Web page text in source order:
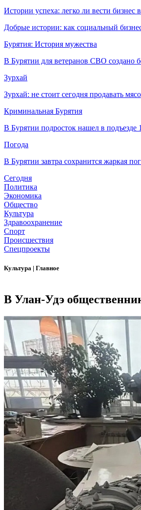
Истории успеха: легко ли вести бизнес
Добрые истории: как социальный
Бурятия: История мужества
В Бурятии для ветеранов СВО создано
Зурхай
Зурхай: не стоит сегодня продавать мясо
Криминальная Бурятия
В Бурятии подросток нашел в подъезде
Погода
В Бурятии завтра сохранится жаркая
Сегодня
Политика
Экономика
Общество
Культура
Здравоохранение
Спорт
Происшествия
Спецпроекты
Культура | Главное
В Улан-Удэ